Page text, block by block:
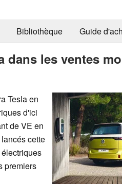
Bibliothèque Guide
dans les ventes
Tesla en
d'ici
de VE en
cette
premiers